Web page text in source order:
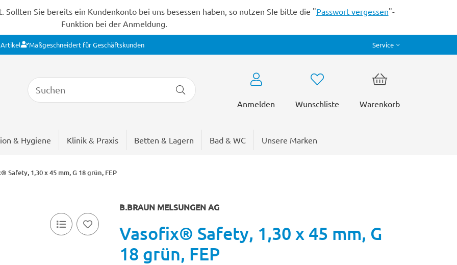
Sie bereits ein Kundenkonto bei uns besessen haben, so nutzen SIe bitte die "Passwort vergessen"-
Funktion bei der Anmeldung.
Artikel Maßgeschneidert für Geschäftskunden Service
Anmelden Wunschliste Warenkorb
& Hygiene Klinik & Praxis Betten & Lagern Bad & WC Unsere Marken
Safety, 1,30 x 45 mm, G 18 grün, FEP
B.BRAUN MELSUNGEN AG
Vasofix® Safety, 1,30 x 45 mm, G
18 grün, FEP